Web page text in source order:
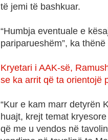
të jemi të bashkuar.
“Humbja eventuale e
pariparueshëm”, ka thënë
Kryetari i AAK-së,
se ka arrit që ta orientojë
“Kur e kam marr detyrën
huajt, krejt temat
që me u vendos në